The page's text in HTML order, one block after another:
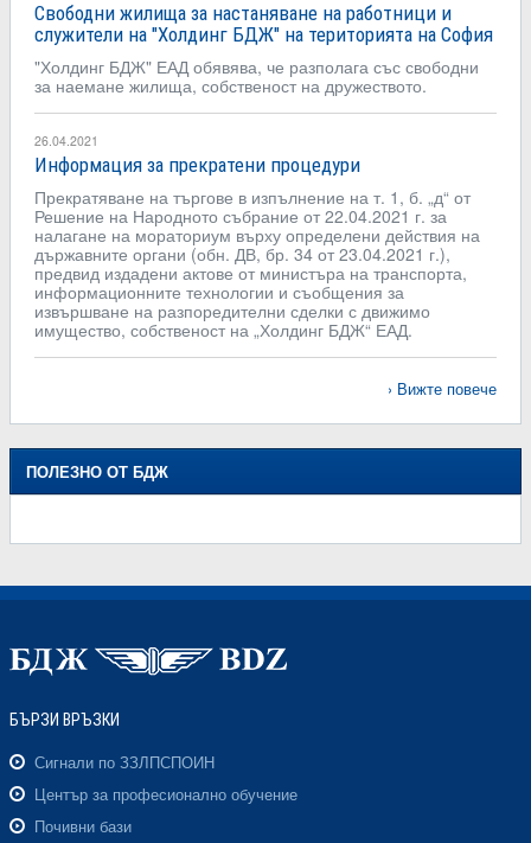
Свободни жилища за настаняване на работници и
служители на "Холдинг БДЖ" на територията на София
"Холдинг БДЖ" ЕАД обявява, че разполага със свободни
за наемане жилища, собственост на дружеството.
26.04.2021
Информация за прекратени процедури
Прекратяване на търгове в изпълнение на т. 1, б. „д“ от
Решение на Народното събрание от 22.04.2021 г. за
налагане на мораториум върху определени действия на
държавните органи (обн. ДВ, бр. 34 от 23.04.2021 г.),
предвид издадени актове от министъра на транспорта,
информационните технологии и съобщения за
извършване на разпоредителни сделки с движимо
имущество, собственост на „Холдинг БДЖ“ ЕАД.
Вижте повече
ПОЛЕЗНО ОТ БДЖ
БЪРЗИ ВРЪЗКИ
Сигнали по ЗЗЛПСПОИН
Център за професионално обучение
Почивни бази